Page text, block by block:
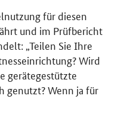
für diesen
und im Prüfbericht
„Teilen Sie Ihre
Wird
gerätegestützte
genutzt? Wenn ja für